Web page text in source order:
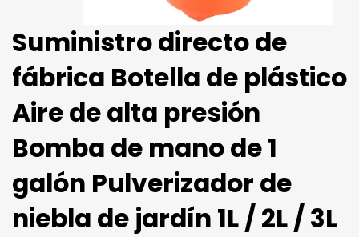
Suministro directo de
fábrica Botella de plástico
Aire de alta presión
Bomba de mano de 1
galón Pulverizador de
niebla de jardín 1L / 2L / 3L